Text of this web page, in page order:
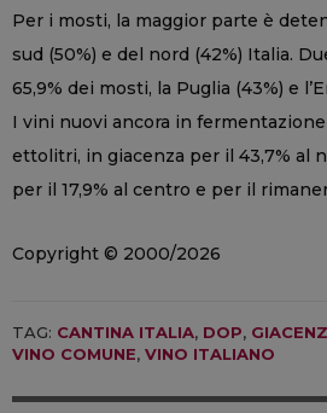
Per i mosti, la maggior parte è
sud (50%) e del nord (42%) Italia.
65,9% dei mosti, la Puglia (43%) e
I vini nuovi ancora in fermentazione
ettolitri, in giacenza per il 43,7% al
per il 17,9% al centro e per il
Copyright © 2000/2026
TAG: CANTINA ITALIA, DOP,
VINO COMUNE, VINO ITALIANO